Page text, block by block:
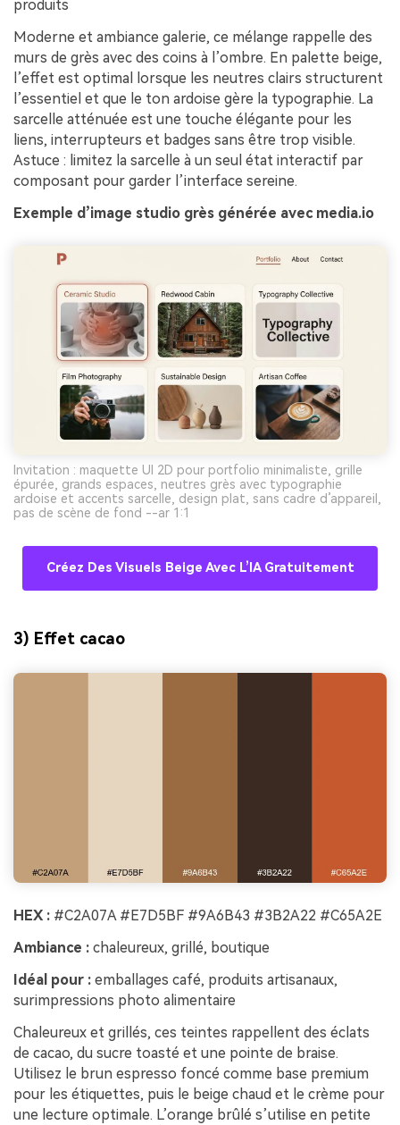
produits
Moderne et ambiance galerie, ce mélange rappelle des
murs de grès avec des coins à l’ombre. En palette beige,
l’effet est optimal lorsque les neutres clairs structurent
l’essentiel et que le ton ardoise gère la typographie. La
sarcelle atténuée est une touche élégante pour les
liens, interrupteurs et badges sans être trop visible.
Astuce : limitez la sarcelle à un seul état interactif par
composant pour garder l’interface sereine.
Exemple d’image studio grès générée avec media.io
Invitation : maquette UI 2D pour portfolio minimaliste, grille
épurée, grands espaces, neutres grès avec typographie
ardoise et accents sarcelle, design plat, sans cadre d’appareil,
pas de scène de fond --ar 1:1
Créez Des Visuels Beige Avec L’IA Gratuitement
3) Effet cacao
HEX : #C2A07A #E7D5BF #9A6B43 #3B2A22 #C65A2E
Ambiance : chaleureux, grillé, boutique
Idéal pour : emballages café, produits artisanaux,
surimpressions photo alimentaire
Chaleureux et grillés, ces teintes rappellent des éclats
de cacao, du sucre toasté et une pointe de braise.
Utilisez le brun espresso foncé comme base premium
pour les étiquettes, puis le beige chaud et le crème pour
une lecture optimale. L’orange brûlé s’utilise en petite